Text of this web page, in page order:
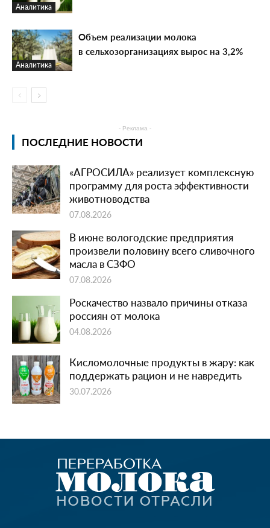
Аналитика
Аналитика
Объем реализации молока
в сельхозорганизациях вырос на 3,2%
- Реклама -
ПОСЛЕДНИЕ НОВОСТИ
«АГРОСИЛА» реализует комплексную
программу для роста эффективности
животноводства
07.08.2026
В июне вологодские предприятия
произвели половину всего сливочного
масла в СЗФО
07.08.2026
Роскачество назвало причины отказа
россиян от молока
04.08.2026
Кисломолочные продукты в жару: как
поддержать рацион и не навредить
30.07.2026